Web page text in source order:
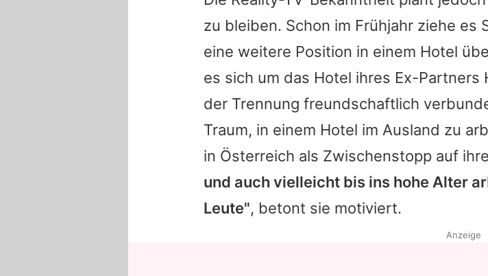
zu bleiben. Schon im Frühjahr ziehe es
eine weitere Position in einem Hotel
es sich um das Hotel ihres Ex-
der Trennung freundschaftlich
Traum, in einem Hotel im Ausland zu
in Österreich als Zwischenstopp auf
und auch vielleicht bis ins hohe Alter
Leute", betont sie motiviert.
Anzeige